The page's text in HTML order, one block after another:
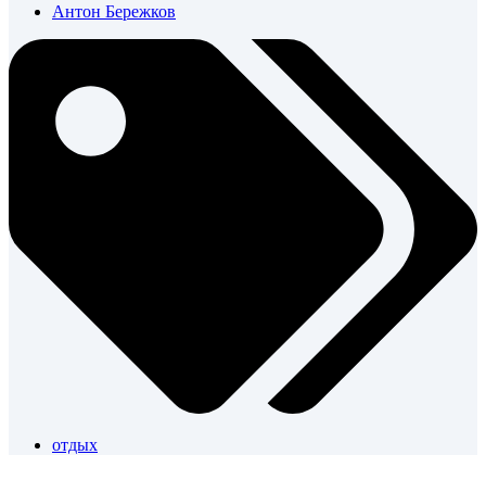
Антон Бережков
отдых